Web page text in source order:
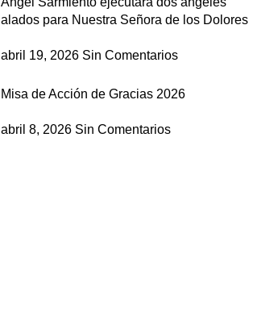
alados para Nuestra Señora de los Dolores
abril 19, 2026 Sin Comentarios
Misa de Acción de Gracias 2026
abril 8, 2026 Sin Comentarios